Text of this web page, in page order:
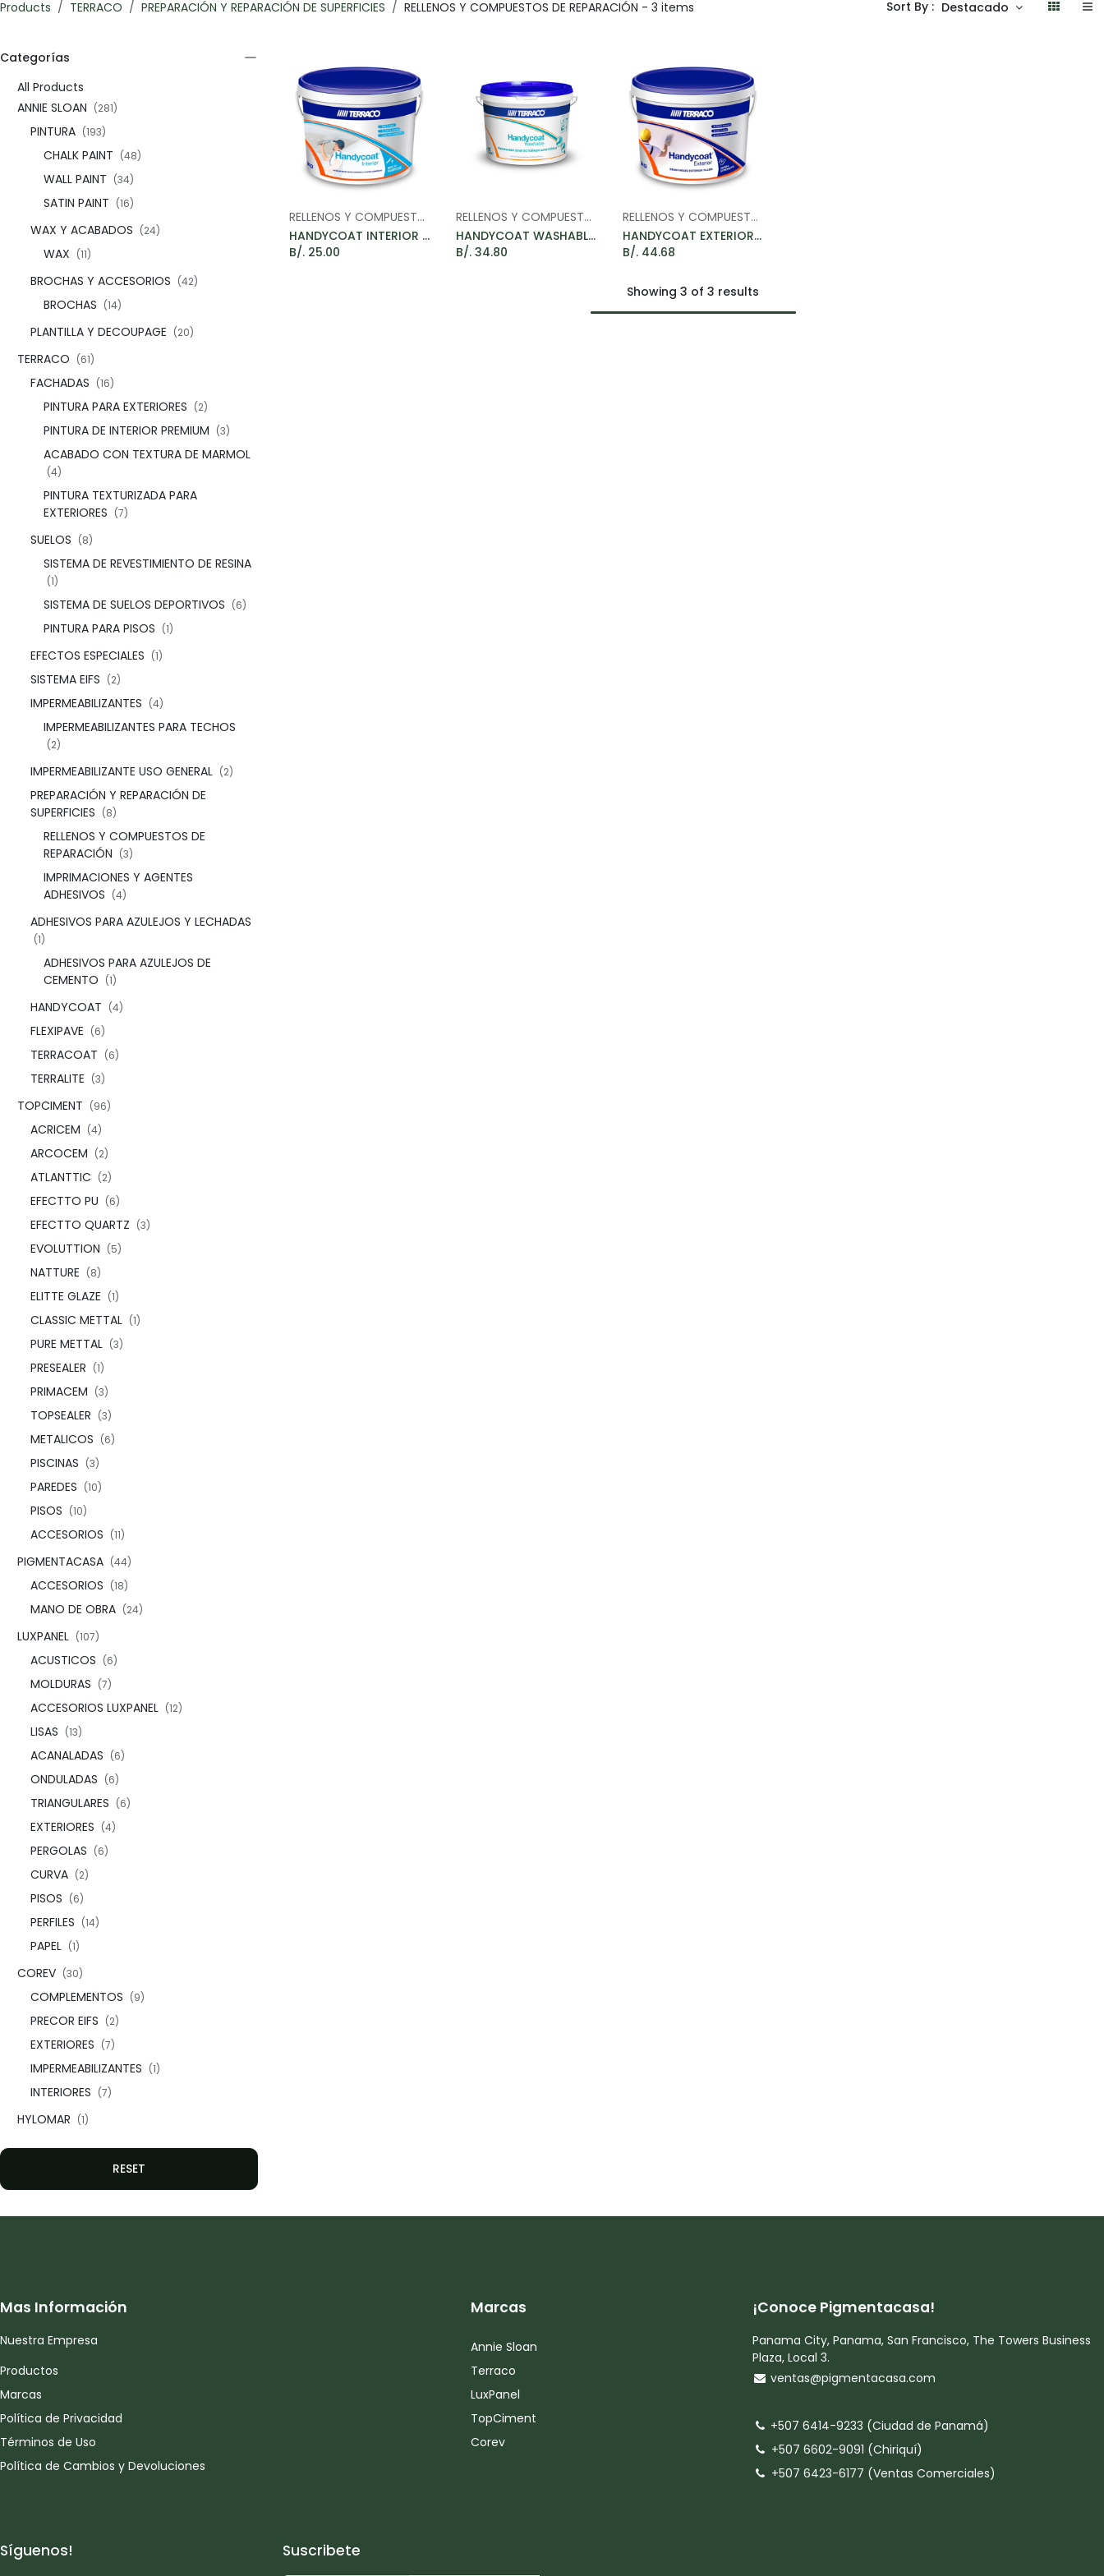
Products TERRACO PREPARACIÓN Y REPARACIÓN DE SUPERFICIES RELLENOS Y COMPUESTOS DE REPARACIÓN - 3 items Sort By : Destacado
Categorías​
All Products
ANNIE SLOAN (281)
PINTURA (193)
CHALK PAINT (48)
WALL PAINT (34)
SATIN PAINT (16)
WAX Y ACABADOS (24)
WAX (11)
BROCHAS Y ACCESORIOS (42)
BROCHAS (14)
PLANTILLA Y DECOUPAGE (20)
TERRACO (61)
FACHADAS (16)
PINTURA PARA EXTERIORES (2)
PINTURA DE INTERIOR PREMIUM (3)
ACABADO CON TEXTURA DE MARMOL
(4)
PINTURA TEXTURIZADA PARA
EXTERIORES (7)
SUELOS (8)
SISTEMA DE REVESTIMIENTO DE RESINA
(1)
SISTEMA DE SUELOS DEPORTIVOS (6)
PINTURA PARA PISOS (1)
EFECTOS ESPECIALES (1)
SISTEMA EIFS (2)
IMPERMEABILIZANTES (4)
IMPERMEABILIZANTES PARA TECHOS
(2)
IMPERMEABILIZANTE USO GENERAL (2)
PREPARACIÓN Y REPARACIÓN DE
SUPERFICIES (8)
RELLENOS Y COMPUESTOS DE
REPARACIÓN (3)
IMPRIMACIONES Y AGENTES
ADHESIVOS (4)
ADHESIVOS PARA AZULEJOS Y LECHADAS
(1)
ADHESIVOS PARA AZULEJOS DE
CEMENTO (1)
HANDYCOAT (4)
FLEXIPAVE (6)
TERRACOAT (6)
TERRALITE (3)
TOPCIMENT (96)
ACRICEM (4)
ARCOCEM (2)
ATLANTTIC (2)
EFECTTO PU (6)
EFECTTO QUARTZ (3)
EVOLUTTION (5)
NATTURE (8)
ELITTE GLAZE (1)
CLASSIC METTAL (1)
PURE METTAL (3)
PRESEALER (1)
PRIMACEM (3)
TOPSEALER (3)
METALICOS (6)
PISCINAS (3)
PAREDES (10)
PISOS (10)
ACCESORIOS (11)
PIGMENTACASA (44)
ACCESORIOS (18)
MANO DE OBRA (24)
LUXPANEL (107)
ACUSTICOS (6)
MOLDURAS (7)
ACCESORIOS LUXPANEL (12)
LISAS (13)
ACANALADAS (6)
ONDULADAS (6)
TRIANGULARES (6)
EXTERIORES (4)
PERGOLAS (6)
CURVA (2)
PISOS (6)
PERFILES (14)
PAPEL (1)
COREV (30)
COMPLEMENTOS (9)
PRECOR EIFS (2)
EXTERIORES (7)
IMPERMEABILIZANTES (1)
INTERIORES (7)
HYLOMAR (1)
RESET
Add to Cart
RELLENOS Y COMPUESTOS DE REPARACIÓN
HANDYCOAT INTERIOR - PASTA DE GYPSUM PARA INTERIORES 25KG
B/. 25.00
RELLENOS Y COMPUESTOS DE REPARACIÓN
HANDYCOAT WASHABLE - PASTA DE GYPSUM LAVABLE PARA BAÑOS Y COCINAS 25KG
B/. 34.80
Add to Cart
RELLENOS Y COMPUESTOS DE REPARACIÓN
HANDYCOAT EXTERIOR - PASTA DE GYPSUM PARA EXTERIORES 25KG
B/. 44.68
Showing 3 of 3 results
Mas Información
Nuestra Empresa
Productos
Marcas
Política de Privacidad
Términos de Uso
Política de Cambios y Devoluciones
Marcas
Annie Sloan
Terraco
LuxPanel
TopCiment
Corev
¡Conoce Pigmentacasa!
Panama City, Panama, San Francisco, The Towers Business
Plaza, Local 3.
ventas@pigmentacasa.com
+507 6414-9233 (Ciudad de Panamá)
+507 6602-9091 (Chiriquí)
+507 6423-6177 (Ventas Comerciales)
Síguenos! Suscribete